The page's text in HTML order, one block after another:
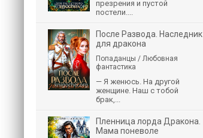
презрения и пустой
постели....
После Развода. Наследник
для дракона
Попаданцы / Любовная
фантастика
— Я женюсь. На другой
женщине. Наш с тобой
брак,...
Пленница лорда Дракона.
Мама поневоле